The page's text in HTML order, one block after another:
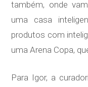
também, onde
uma casa
produtos com
uma Arena Copa,
Para Igor, a